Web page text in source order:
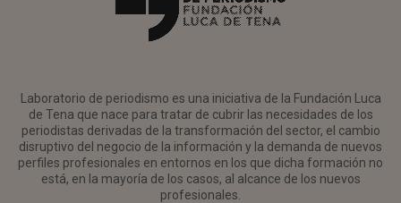
Laboratorio de periodismo es una iniciativa de la Fundación Luca
de Tena que nace para tratar de cubrir las necesidades de los
periodistas derivadas de la transformación del sector, el cambio
disruptivo del negocio de la información y la demanda de nuevos
perfiles profesionales en entornos en los que dicha formación no
está, en la mayoría de los casos, al alcance de los nuevos
profesionales.